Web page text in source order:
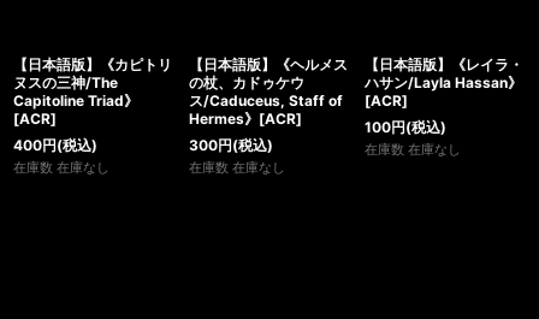
【日本語版】《カピトリ
ヌスの三神/The
Capitoline Triad》
[ACR]
400円(税込)
在庫数 在庫なし
【日本語版】《ヘルメス
の杖、カドゥケウ
ス/Caduceus, Staff of
Hermes》[ACR]
300円(税込)
在庫数 在庫なし
【日本語版】《レイラ・
ハサン/Layla Hassan》
[ACR]
100円(税込)
在庫数 在庫なし